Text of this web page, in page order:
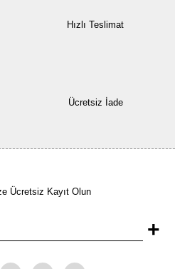
Hızlı Teslimat
Ücretsiz İade
Ücretsiz Kayıt Olun
+